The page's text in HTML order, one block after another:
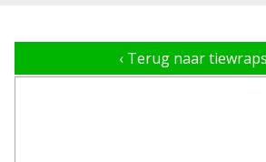
‹ Terug naar tiewraps